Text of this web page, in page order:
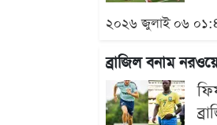
২০২৬ জুলাই ০৬
ব্রাজিল বনাম